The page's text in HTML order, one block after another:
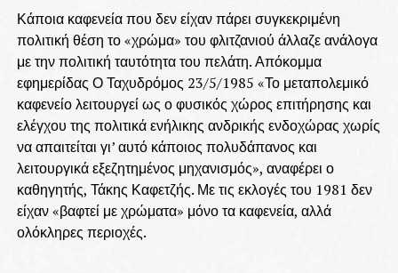
Κάποια καφενεία που δεν είχαν πάρει συγκεκριμένη
πολιτική θέση το «χρώμα» του φλιτζανιού άλλαζε ανάλογα
με την πολιτική ταυτότητα του πελάτη. Απόκομμα
εφημερίδας Ο Ταχυδρόμος 23/5/1985 «Το μεταπολεμικό
καφενείο λειτουργεί ως ο φυσικός χώρος επιτήρησης και
ελέγχου της πολιτικά ενήλικης ανδρικής ενδοχώρας χωρίς
να απαιτείται γι’ αυτό κάποιος πολυδάπανος και
λειτουργικά εξεζητημένος μηχανισμός», αναφέρει ο
καθηγητής, Τάκης Καφετζής. Με τις εκλογές του 1981 δεν
είχαν «βαφτεί με χρώματα» μόνο τα καφενεία, αλλά
ολόκληρες περιοχές.